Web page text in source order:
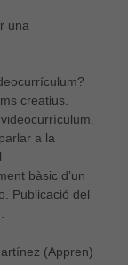
una
creatius.
a la
bàsic d’un
Publicació del
(Appren)